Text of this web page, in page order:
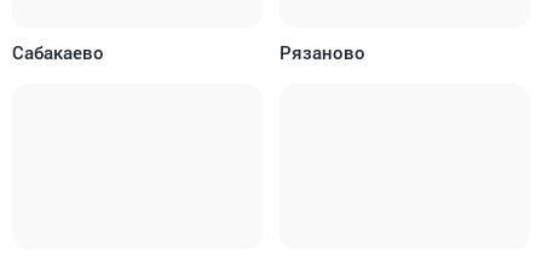
Сабакаево Рязаново